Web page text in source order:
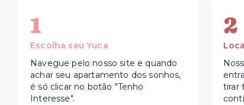
1
Escolha seu Yuca
Navegue pelo nosso site e quando
achar seu apartamento dos sonhos,
é só clicar no botão "Tenho
Interesse".
2
tirar